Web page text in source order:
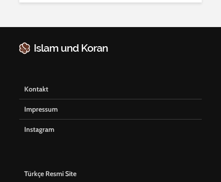
Kontakt
Impressum
Instagram
Türkçe Resmi Site